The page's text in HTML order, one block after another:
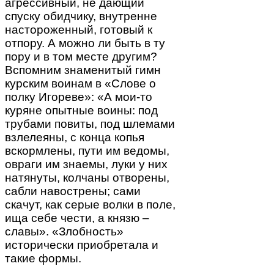
агрессивный, не дающий
спуску обидчику, внутренне
настороженный, готовый к
отпору. А можно ли быть в ту
пору и в том месте другим?
Вспомним знаменитый гимн
курским воинам в «Слове о
полку Игореве»: «А мои-то
куряне опытные воины: под
трубами повиты, под шлемами
взлелеяны, с конца копья
вскормлены, пути им ведомы,
овраги им знаемы, луки у них
натянуты, колчаны отворены,
сабли навострены; сами
скачут, как серые волки в поле,
ища себе чести, а князю –
славы». «Злобность»
исторически приобретала и
такие формы.